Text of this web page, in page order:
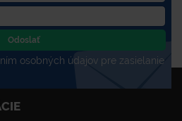
Odoslať
osobných údajov pre zasielanie